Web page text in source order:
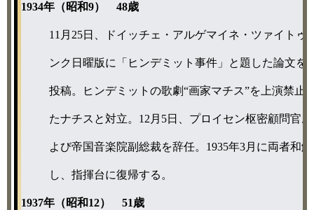
1934年（昭和9） 48歳
11月25日、ドイッチェ・アルゲマイネ・ツァイトゥ
ンク日曜版に「ヒンデミット事件」と題した論文を
投稿。ヒンデミットの歌劇“画家マチス”を上演禁止
たナチスと対立。12月5日、プロイセン枢密顧問官お
よび帝国音楽院副総裁を辞任。1935年3月に両者和解
し、指揮台に復帰する。
1937年（昭和12） 51歳